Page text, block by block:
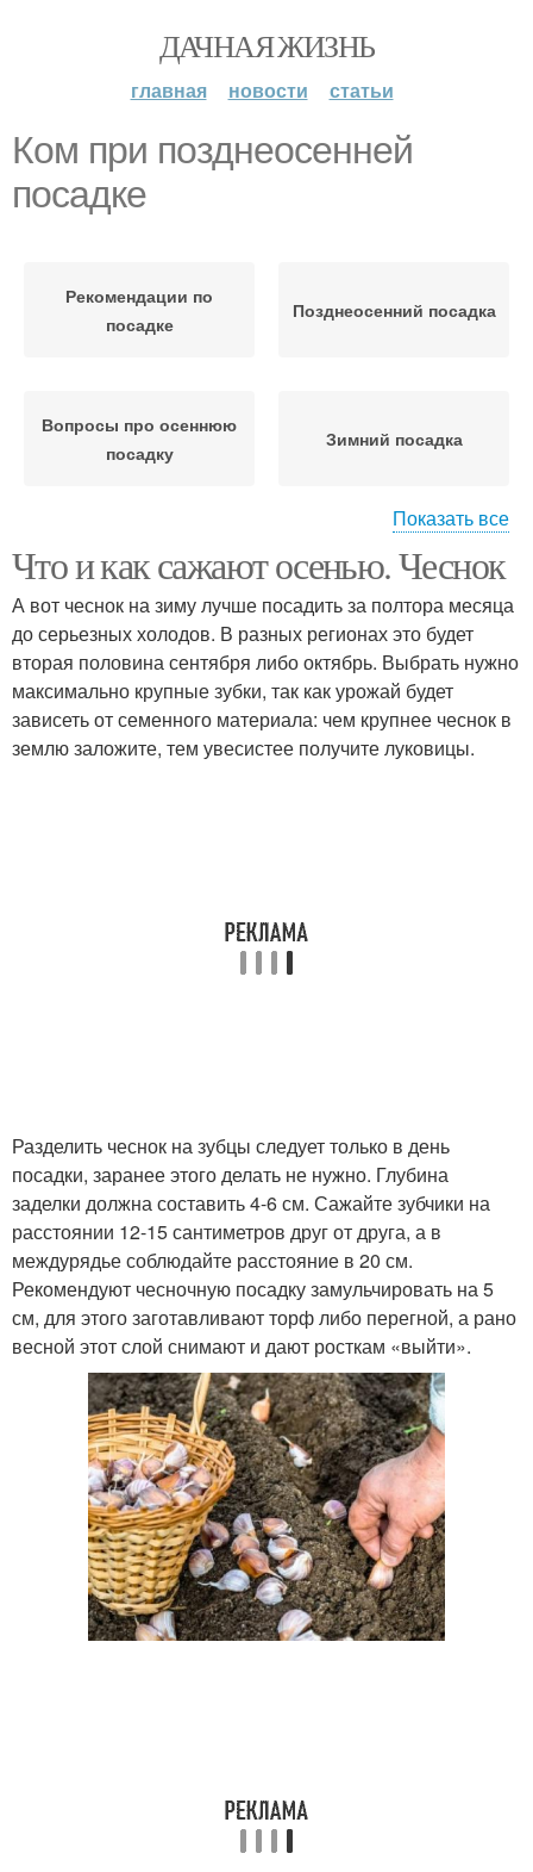
ДАЧНАЯ ЖИЗНЬ
главная новости статьи
Ком при позднеосенней
посадке
Рекомендации по
посадке
Позднеосенний посадка
Вопросы про осеннюю
посадку
Зимний посадка
Ям для посадки Осенний посадка
Осенняя посадка
Показать все
Что и как сажают осенью. Чеснок
А вот чеснок на зиму лучше посадить за полтора месяца
до серьезных холодов. В разных регионах это будет
вторая половина сентября либо октябрь. Выбрать нужно
максимально крупные зубки, так как урожай будет
зависеть от семенного материала: чем крупнее чеснок в
землю заложите, тем увесистее получите луковицы.
Разделить чеснок на зубцы следует только в день
посадки, заранее этого делать не нужно. Глубина
заделки должна составить 4-6 см. Сажайте зубчики на
расстоянии 12-15 сантиметров друг от друга, а в
междурядье соблюдайте расстояние в 20 см.
Рекомендуют чесночную посадку замульчировать на 5
см, для этого заготавливают торф либо перегной, а рано
весной этот слой снимают и дают росткам «выйти».